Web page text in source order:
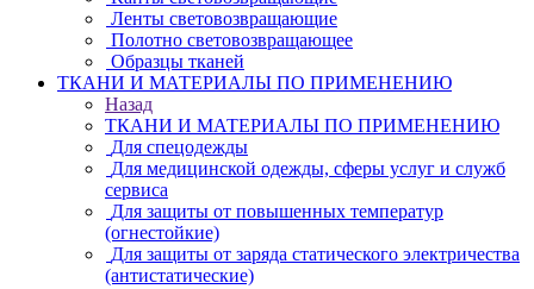
Ленты световозвращающие
Полотно световозвращающее
Образцы тканей
ТКАНИ И МАТЕРИАЛЫ ПО ПРИМЕНЕНИЮ
Назад
ТКАНИ И МАТЕРИАЛЫ ПО ПРИМЕНЕНИЮ
Для спецодежды
Для медицинской одежды, сферы услуг и служб
сервиса
Для защиты от повышенных температур
(огнестойкие)
Для защиты от заряда статического электричества
(антистатические)